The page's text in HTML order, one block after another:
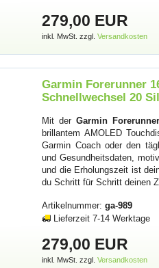
279,00 EUR
inkl. MwSt. zzgl.Versandkosten
Garmin Forerunner
Schnellwechsel 20
Mit derGarmin
brillantem AMOLED
Garmin Coach oder den
und Gesundheitsdaten,
und die Erholungszeit ist
du Schritt für Schritt deinen
Artikelnummer:ga-989
Lieferzeit 7-14 Werktage
279,00 EUR
inkl. MwSt. zzgl.Versandkosten